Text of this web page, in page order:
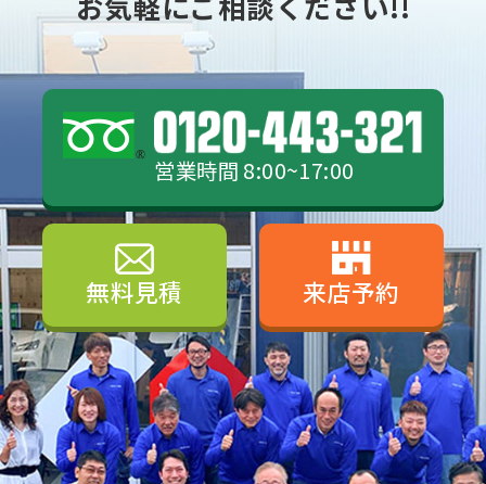
営業時間 8:00~17:00
無料見積 来店予約